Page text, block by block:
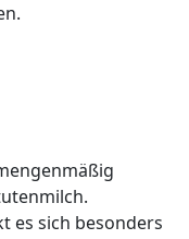
es sich besonders